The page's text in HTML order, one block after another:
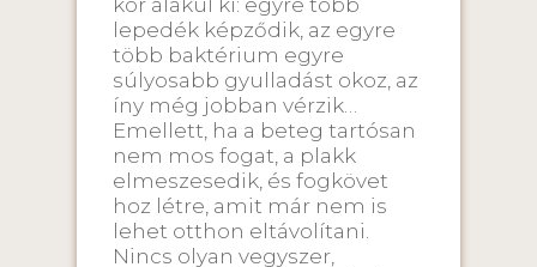
kör alakul ki: egyre több
lepedék képződik, az egyre
több baktérium egyre
súlyosabb gyulladást okoz, az
íny még jobban vérzik…
Emellett, ha a beteg tartósan
nem mos fogat, a plakk
elmeszesedik, és fogkövet
hoz létre, amit már nem is
lehet otthon eltávolítani.
Nincs olyan vegyszer,